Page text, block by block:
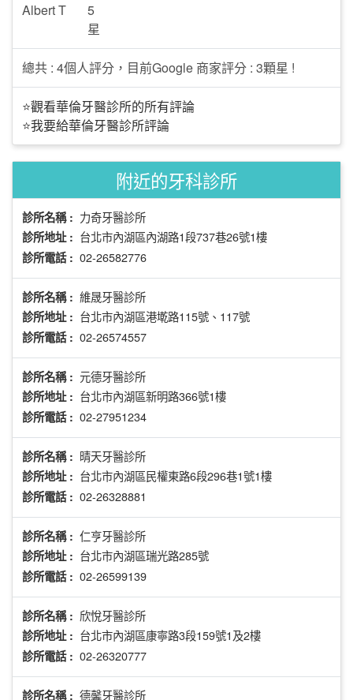
Albert T
5
星
總共 : 4個人評分，目前Google 商家評分 : 3顆星 !
⭐觀看華倫牙醫診所的所有評論
⭐我要給華倫牙醫診所評論
附近的牙科診所
診所名稱 : 力奇牙醫診所
診所地址 : 台北市內湖區內湖路1段737巷26號1樓
診所電話 : 02-26582776
診所名稱 : 維晟牙醫診所
診所地址 : 台北市內湖區港墘路115號、117號
診所電話 : 02-26574557
診所名稱 : 元德牙醫診所
診所地址 : 台北市內湖區新明路366號1樓
診所電話 : 02-27951234
診所名稱 : 晴天牙醫診所
診所地址 : 台北市內湖區民權東路6段296巷1號1樓
診所電話 : 02-26328881
診所名稱 : 仁亨牙醫診所
診所地址 : 台北市內湖區瑞光路285號
診所電話 : 02-26599139
診所名稱 : 欣悅牙醫診所
診所地址 : 台北市內湖區康寧路3段159號1及2樓
診所電話 : 02-26320777
診所名稱 : 德馨牙醫診所